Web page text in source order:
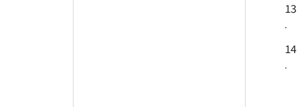
13
.
14
.